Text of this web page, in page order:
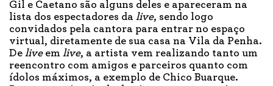
Gil e Caetano são alguns deles e apareceram na
lista dos espectadores da live, sendo logo
convidados pela cantora para entrar no espaço
virtual, diretamente de sua casa na Vila da Penha.
De liveem live, a artista vem realizando tanto um
reencontro com amigos e parceiros quanto com
ídolos máximos, a exemplo de Chico Buarque.